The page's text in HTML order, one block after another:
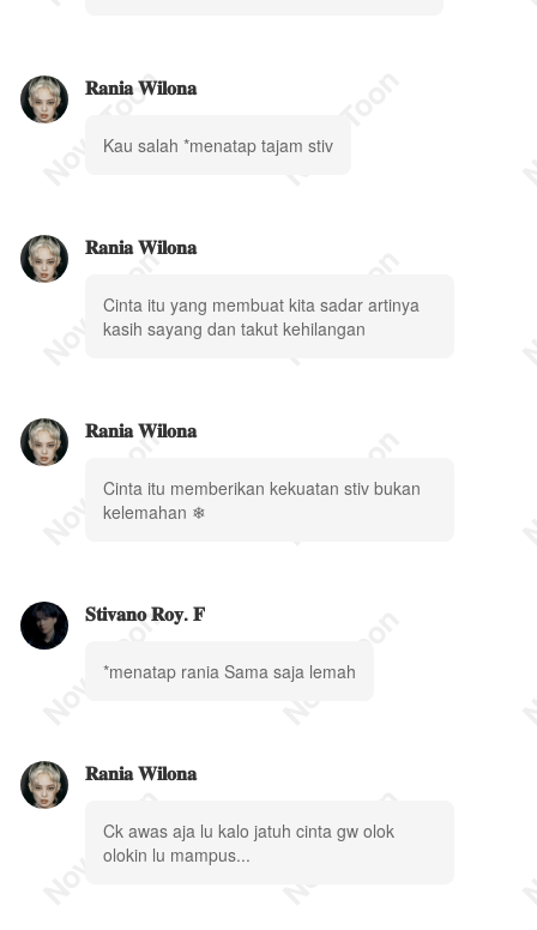
𝐑𝐚𝐧𝐢𝐚 𝐖𝐢𝐥𝐨𝐧𝐚
Kau salah *menatap tajam stiv
𝐑𝐚𝐧𝐢𝐚 𝐖𝐢𝐥𝐨𝐧𝐚
Cinta itu yang membuat kita sadar artinya
kasih sayang dan takut kehilangan
𝐑𝐚𝐧𝐢𝐚 𝐖𝐢𝐥𝐨𝐧𝐚
Cinta itu memberikan kekuatan stiv bukan
kelemahan ❄
𝐒𝐭𝐢𝐯𝐚𝐧𝐨 𝐑𝐨𝐲. 𝐅
*menatap rania Sama saja lemah
𝐑𝐚𝐧𝐢𝐚 𝐖𝐢𝐥𝐨𝐧𝐚
Ck awas aja lu kalo jatuh cinta gw olok
olokin lu mampus...